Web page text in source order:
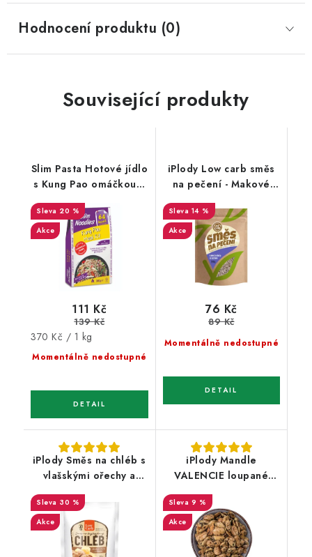
Hodnocení produktu (0)
Související produkty
Slim Pasta Hotové jídlo
s Kung Pao omáčkou a
kořením 300 g
20 %
Akce
Momentálně nedostupné
111 Kč
139 Kč
Měrná
cena:
370 Kč / 1 kg
iPlody Low carb směs
na pečení - Makové
bochníčky se sladidlem
250g
14 %
Akce
Momentálně nedostupné
76 Kč
89 Kč
iPlody Směs na chléb s
vlašskými ořechy a
125g
30 %
Akce
iPlody Mandle
VALENCIE loupané
bylinkami 150 g
9 %
Akce